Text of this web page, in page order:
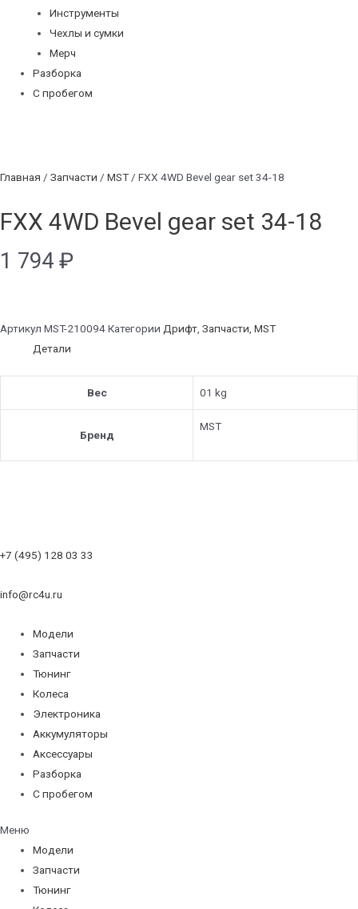
Инструменты
Чехлы и сумки
Мерч
Разборка
С пробегом
Главная / Запчасти / MST/ FXX 4WD Bevel gear set 34-18
FXX 4WD Bevel gear set 34-18
1 794 ₽
Артикул MST-210094Категории Дрифт, Запчасти, MST
Детали
Вес 01 kg
Бренд
MST
+7 (495) 128 03 33
info@rc4u.ru
Модели
Запчасти
Тюнинг
Колеса
Электроника
Аккумуляторы
Аксессуары
Разборка
С пробегом
Меню
Модели
Запчасти
Тюнинг